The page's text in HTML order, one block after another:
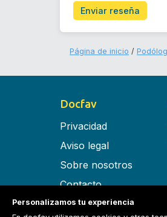
Enviar reseña
Página de inicio
Docfav
Privacidad
Aviso legal
Sobre nosotros
Contacto
Términos y condiciones
Personalizamos tu experiencia